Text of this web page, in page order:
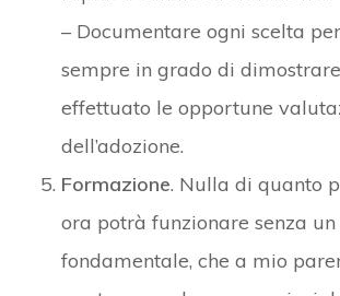
– Documentare ogni scelta
sempre in grado di
effettuato le opportune
dell’adozione.
Formazione. Nulla di quanto
ora potrà funzionare senza
fondamentale, che a mio